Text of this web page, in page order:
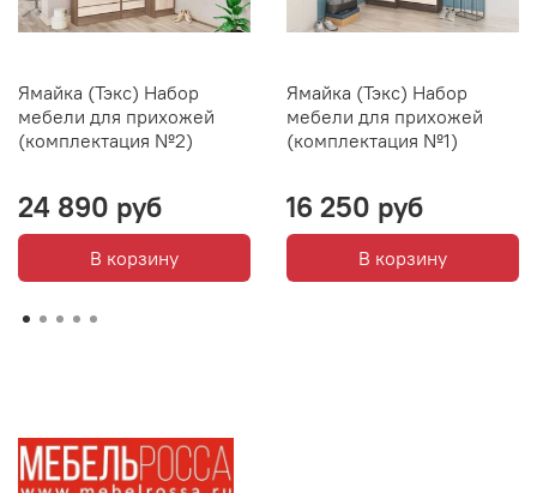
Ямайка (Тэкс) Набор
мебели для прихожей
(комплектация №2)
24 890 руб
В корзину
Ямайка (Тэкс) Набор
мебели для прихожей
(комплектация №1)
16 250 руб
В корзину